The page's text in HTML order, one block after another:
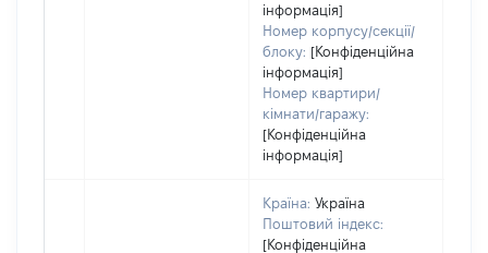
інформація]
Номер корпусу/секції/
блоку: [Конфіденційна
інформація]
Номер квартири/
кімнати/гаражу:
[Конфіденційна
інформація]
Країна: Україна
Поштовий індекс:
[Конфіденційна